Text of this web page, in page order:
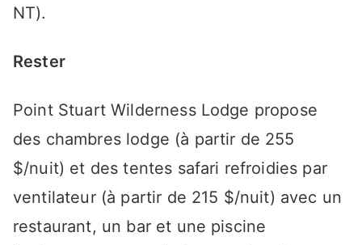
NT).
Rester
Point Stuart Wilderness Lodge propose
des chambres lodge (à partir de 255
$/nuit) et des tentes safari refroidies par
ventilateur (à partir de 215 $/nuit) avec un
restaurant, un bar et une piscine